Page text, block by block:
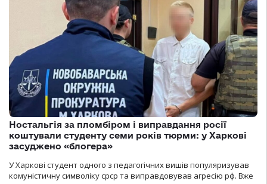
Ностальгія за пломбіром і виправдання росії
коштували студенту семи років тюрми: у Харкові
засуджено «блогера»
У Харкові студент одного з педагогічних вишів популяризував
комуністичну символіку срср та виправдовував агресію рф. Вже